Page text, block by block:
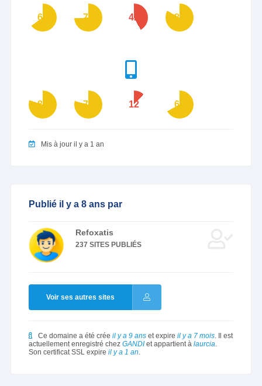
65 74 42 83
80 79 12 67
Mis à jour il y a 1 an
Publié il y a 8 ans par
Refoxatis
237 SITES PUBLIÉS
Voir ses autres sites
Ce domaine a été crée il y a 9 anset expire il y a 7 mois. Il est
actuellement enregistré chez GANDIet appartient à laurcia.
Son certificat SSL expire il y a 1 an.